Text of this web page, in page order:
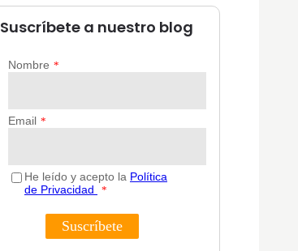
Suscríbete a nuestro blog